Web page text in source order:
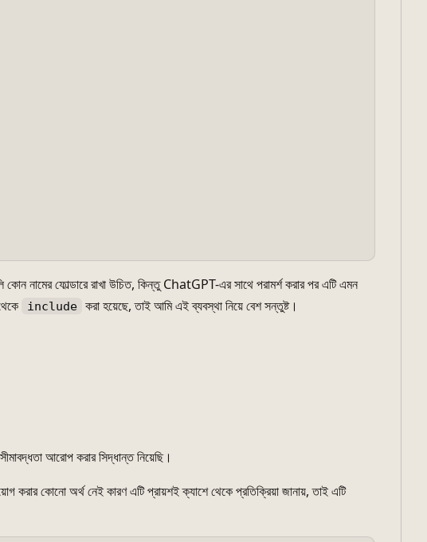
কোন নামের ফোল্ডারে রাখা উচিত, কিন্তু ChatGPT-এর সাথে পরামর্শ করার পর এটি এমন
include
করা হয়েছে, তাই আমি এই ব্যবস্থা নিয়ে বেশ সন্তুষ্ট।
আরোপ করার সিদ্ধান্ত নিয়েছি।
করার কোনো অর্থ নেই কারণ এটি প্রায়শই ক্যাশে থেকে প্রতিক্রিয়া জানায়, তাই এটি